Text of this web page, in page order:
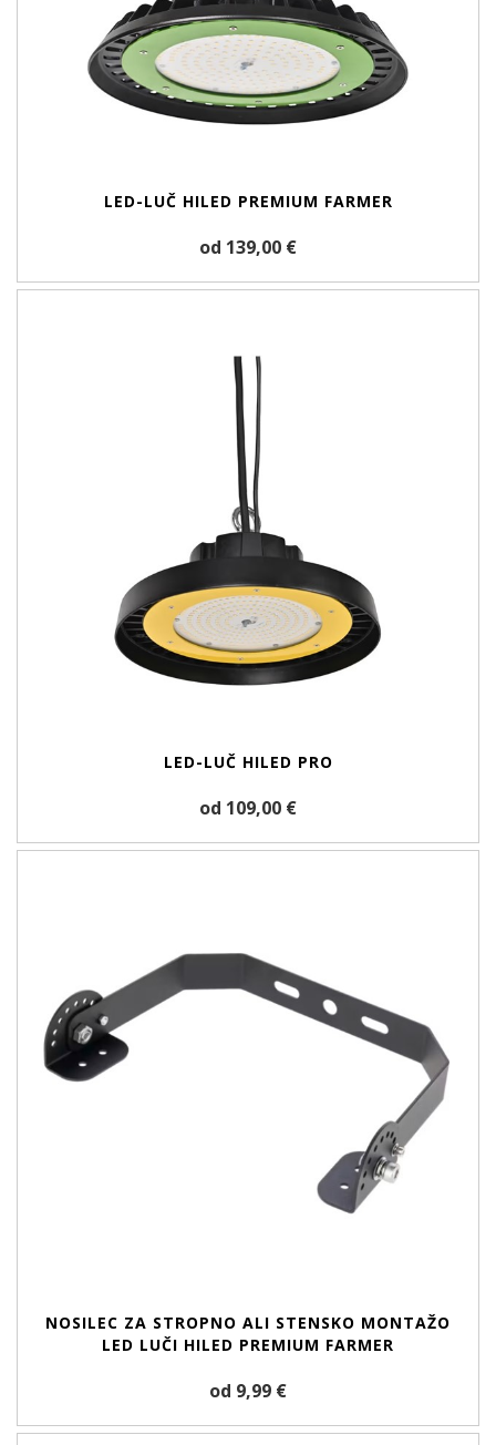
LED-LUČ HILED PREMIUM FARMER
od 139,00 €
LED-LUČ HILED PRO
od 109,00 €
NOSILEC ZA STROPNO ALI STENSKO MONTAŽO
LED LUČI HILED PREMIUM FARMER
od 9,99 €